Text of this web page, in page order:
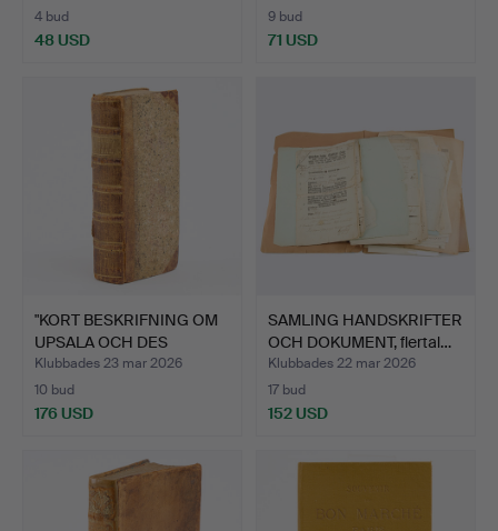
4 bud
48 USD
9 bud
71 USD
"KORT BESKRIFNING OM
UPSALA OCH DES
ANTIQU…
Klubbades 23 mar 2026
10 bud
176 USD
SAMLING HANDSKRIFTER
OCH DOKUMENT, flertal…
Klubbades 22 mar 2026
17 bud
152 USD